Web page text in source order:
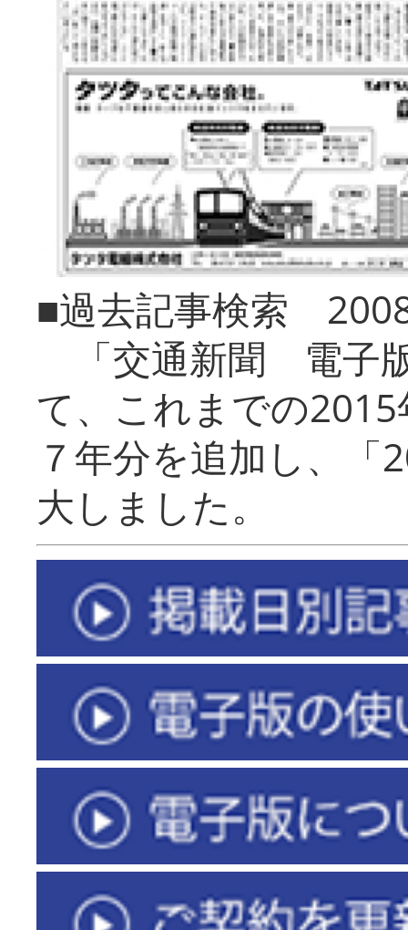
■過去記事検索
「交通新聞 電子
て、これまでの
７年分を追加し、「
大しまし